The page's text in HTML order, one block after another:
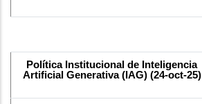
Política Institucional de Inteligencia
Artificial Generativa (IAG) (24-oct-25)